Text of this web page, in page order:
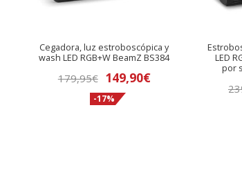
Cegadora, luz estroboscópica y
wash LED RGB+W BeamZ BS384
179,95€ El
precio
149,90€El
-17%
LED
por